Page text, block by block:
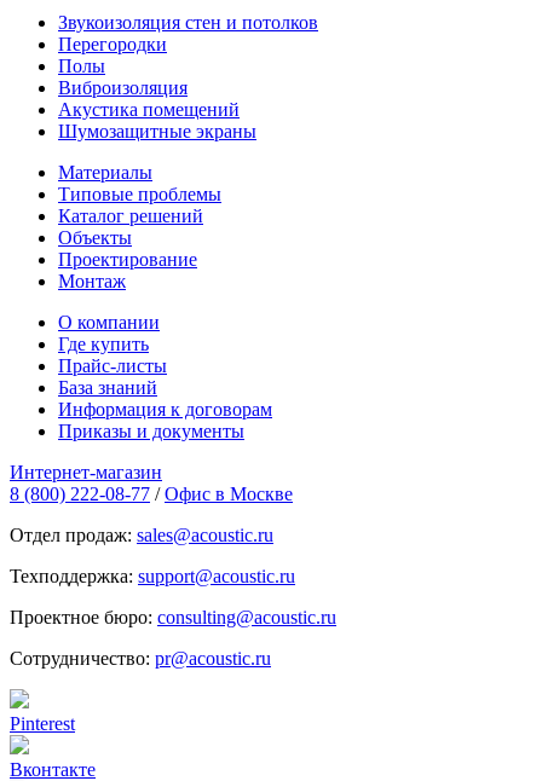
Звукоизоляция стен и потолков
Перегородки
Полы
Виброизоляция
Акустика помещений
Шумозащитные экраны
Материалы
Типовые проблемы
Каталог решений
Объекты
Проектирование
Монтаж
О компании
Где купить
Прайс-листы
База знаний
Информация к договорам
Приказы и документы
Интернет-магазин
8 (800) 222-08-77 / Офис в Москве
Отдел продаж: sales@acoustic.ru
Техподдержка: support@acoustic.ru
Проектное бюро: consulting@acoustic.ru
Сотрудничество: pr@acoustic.ru
Pinterest
Вконтакте